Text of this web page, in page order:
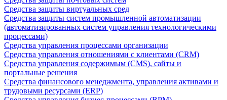
Средства защиты виртуальных сред
Средства защиты систем промышленной автоматизации
(автоматизированных систем управления технологическими
процессами)
Средства управления процессами организации
Средства управления отношениями с клиентами (CRM)
Средства управления содержимым (CMS), сайты и
портальные решения
Средства финансового менеджмента, управления активами и
трудовыми ресурсами (ERP)